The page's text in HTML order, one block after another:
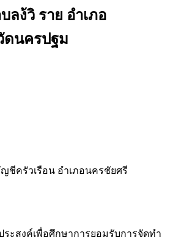
ลง้วิ ราย อำเภอ
ดนครปฐม
ชีครัวเรือน อำเภอนครชัยศรี
ะสงค์เพื่อศึกษาการยอมรับการจัดทำ